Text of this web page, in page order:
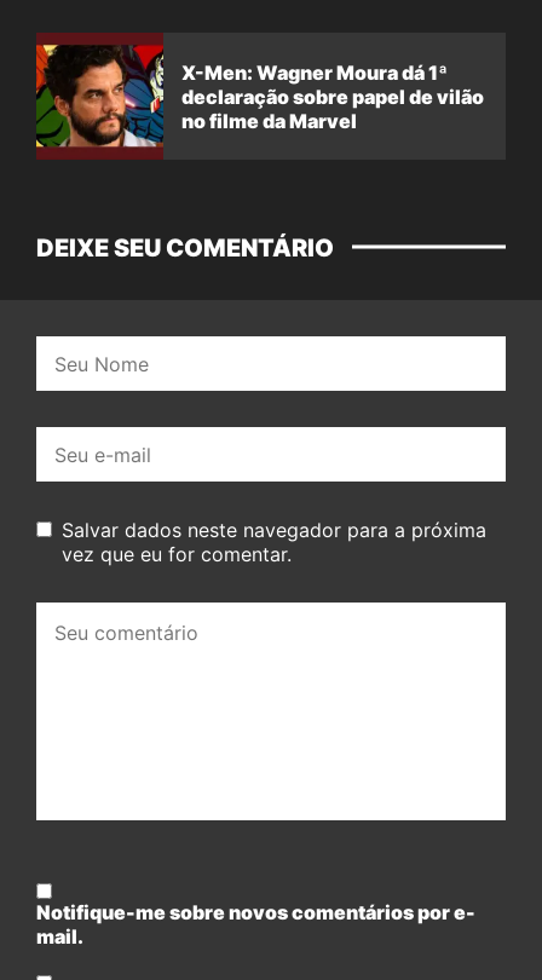
X-Men: Wagner Moura dá 1ª
declaração sobre papel de vilão
no filme da Marvel
DEIXE SEU COMENTÁRIO
mail:
Salvar dados neste navegador para a próxima
vez que eu for comentar.
comentário:
Notifique-me sobre novos comentários por e-
mail.